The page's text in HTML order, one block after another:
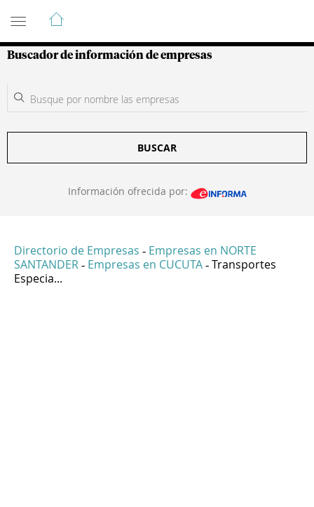
Guía de Empresas Colombianas
Buscador de información de empresas
BUSCAR
Información ofrecida por:
Directorio de Empresas - Empresas en NORTE
SANTANDER - Empresas en CUCUTA - Transportes
Especia...